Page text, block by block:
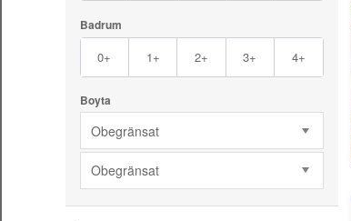
Badrum
0+ 1+ 2+ 3+ 4+
Boyta
Obegränsat
Obegränsat